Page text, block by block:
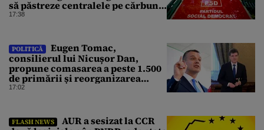
să păstreze centralele pe cărbune.
Bolojan, acuzat de duplicitate
17:38
POLITICĂ
Eugen Tomac,
consilierul lui Nicușor Dan,
propune comasarea a peste 1.500
de primării și reorganizarea
administrativă a județelor
17:02
FLASH NEWS
AUR a sesizat la CCR